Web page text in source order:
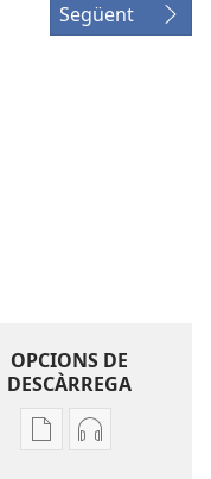
Següent
OPCIONS DE
DESCÀRREGA
OpcionsOpcions